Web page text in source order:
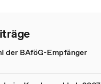
der BAföG-Empfänger